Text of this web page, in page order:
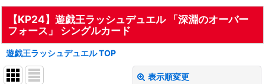
【KP24】遊戯王ラッシュデュエル 「深淵のオーバー
フォース」 シングルカード
遊戯王ラッシュデュエル TOP
表示順変更